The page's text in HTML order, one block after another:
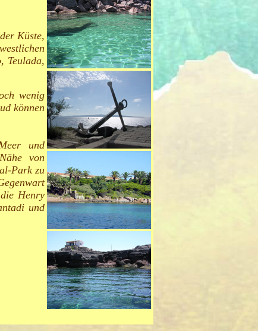
Küste,
Teulada,
wenig
können
und
von
Park zu
Henry
und